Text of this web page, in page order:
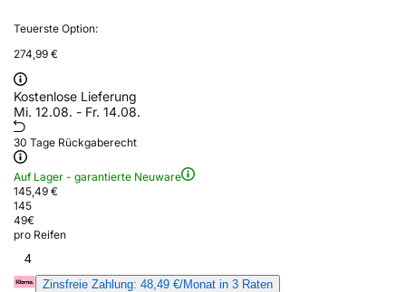
Teuerste Option:
274,99 €
Kostenlose Lieferung
Mi. 12.08. - Fr. 14.08.
30 Tage Rückgaberecht
Auf Lager - garantierte Neuware
145,49 €
145
49€
pro Reifen
4
Zinsfreie Zahlung: 48,49 €/Monat in 3 Raten